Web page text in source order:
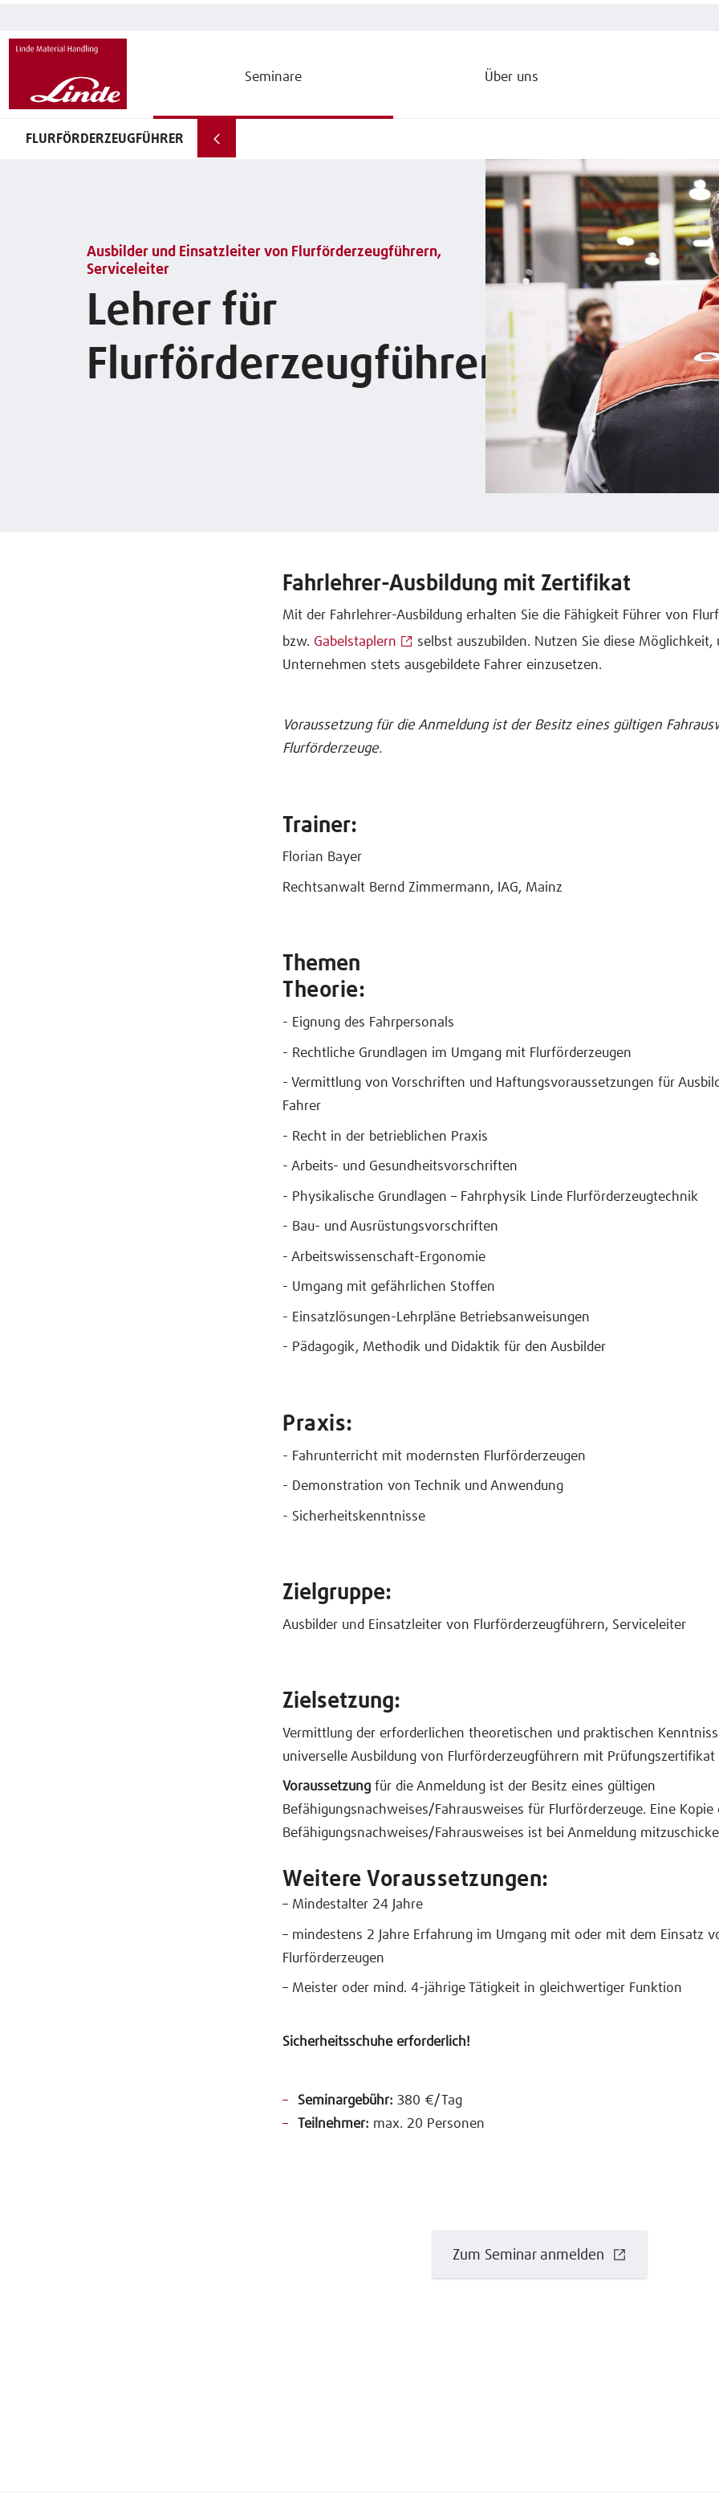
Seminare Über uns
FLURFÖRDERZEUGFÜHRER
Ausbilder und Einsatzleiter von Flurförderzeugführern,
Serviceleiter
Lehrer für
Flurförderzeugführer
Fahrlehrer-Ausbildung mit Zertifikat
Mit der Fahrlehrer-Ausbildung erhalten Sie die Fähigkeit Führer von
bzw. Gabelstaplern
selbst auszubilden. Nutzen Sie diese Möglichkeit,
Unternehmen stets ausgebildete Fahrer einzusetzen.
Voraussetzung für die Anmeldung ist der Besitz eines gültigen
Flurförderzeuge.
Trainer:
Florian Bayer
Rechtsanwalt Bernd Zimmermann, IAG, Mainz
Themen
Theorie:
- Eignung des Fahrpersonals
- Rechtliche Grundlagen im Umgang mit Flurförderzeugen
- Vermittlung von Vorschriften und Haftungsvoraussetzungen für
Fahrer
- Recht in der betrieblichen Praxis
- Arbeits- und Gesundheitsvorschriften
- Physikalische Grundlagen – Fahrphysik Linde Flurförderzeugtechnik
- Bau- und Ausrüstungsvorschriften
- Arbeitswissenschaft-Ergonomie
- Umgang mit gefährlichen Stoffen
- Einsatzlösungen-Lehrpläne Betriebsanweisungen
- Pädagogik, Methodik und Didaktik für den Ausbilder
Praxis:
- Fahrunterricht mit modernsten Flurförderzeugen
- Demonstration von Technik und Anwendung
- Sicherheitskenntnisse
Zielgruppe:
Ausbilder und Einsatzleiter von Flurförderzeugführern, Serviceleiter
Zielsetzung:
Vermittlung der erforderlichen theoretischen und praktischen
universelle Ausbildung von Flurförderzeugführern mit Prüfungszertifikat
Voraussetzung für die Anmeldung ist der Besitz eines gültigen
Befähigungsnachweises/Fahrausweises für Flurförderzeuge. Eine Kopie
Befähigungsnachweises/Fahrausweises ist bei Anmeldung
Weitere Voraussetzungen:
– Mindestalter 24 Jahre
– mindestens 2 Jahre Erfahrung im Umgang mit oder mit dem Einsatz
Flurförderzeugen
– Meister oder mind. 4-jährige Tätigkeit in gleichwertiger Funktion
Sicherheitsschuhe erforderlich!
Seminargebühr: 380 €/Tag
Teilnehmer: max. 20 Personen
Zum Seminar anmelden